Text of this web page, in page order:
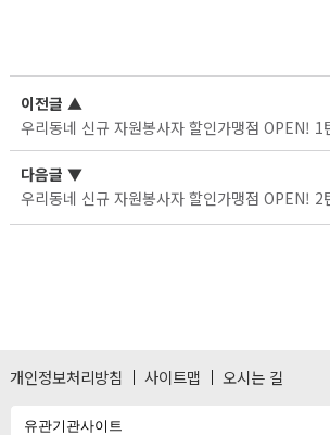
이전글 ▲
우리동네 신규 자원봉사자 할인가맹점 OPEN! 1
다음글 ▼
우리동네 신규 자원봉사자 할인가맹점 OPEN! 2
개인정보처리방침 사이트맵 오시는 길